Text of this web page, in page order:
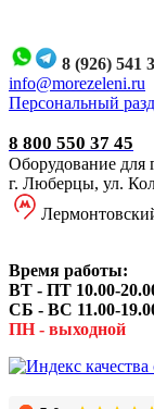
8 (926) 541
info@morezeleni.ru
Персональный
8 800 550 37 45
Оборудование для
г. Люберцы, ул.
Время работы:
ВТ - ПТ 10.00-
СБ - ВС 11.00-
ПН - выходной